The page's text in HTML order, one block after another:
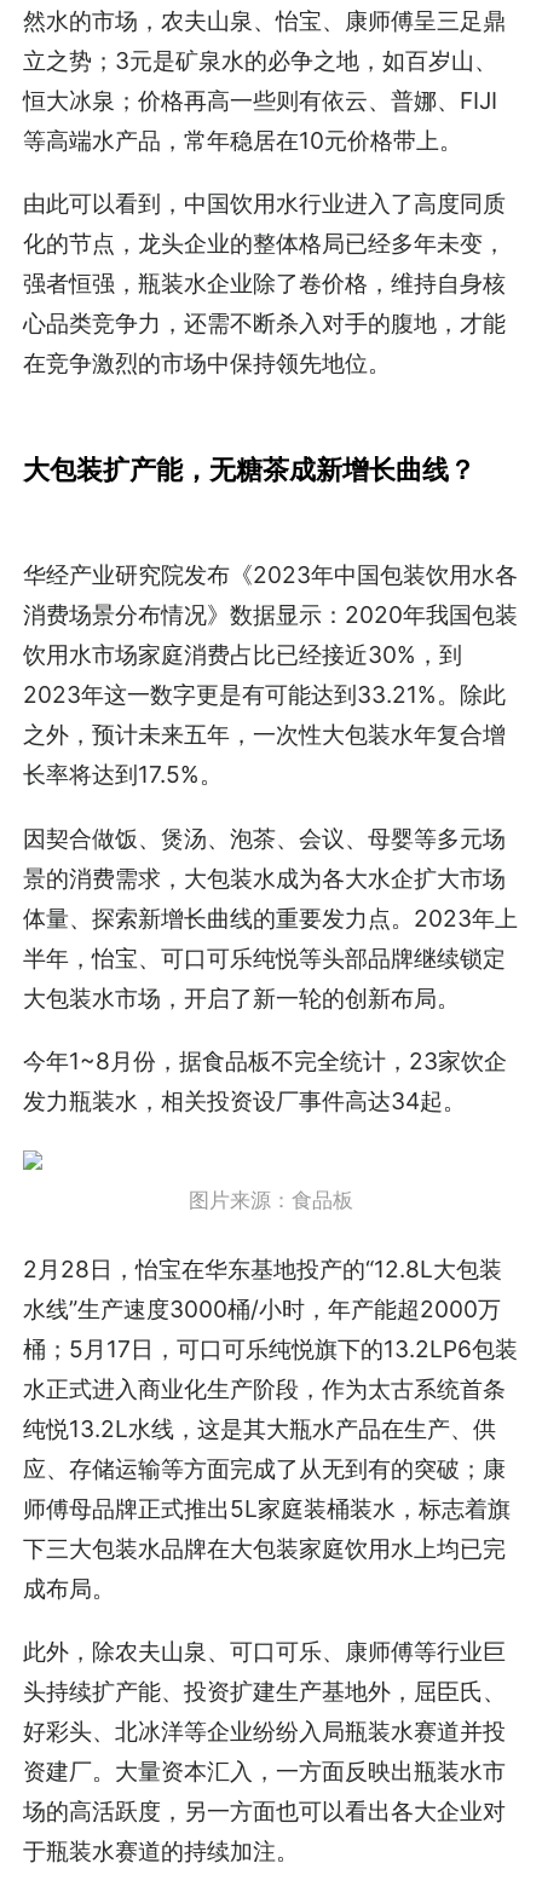
然水的市场，农夫山泉、怡宝、康师傅呈三足鼎
立之势；3元是矿泉水的必争之地，如百岁山、
恒大冰泉；价格再高一些则有依云、普娜、FIJI
等高端水产品，常年稳居在10元价格带上。
由此可以看到，中国饮用水行业进入了高度同质
化的节点，龙头企业的整体格局已经多年未变，
强者恒强，瓶装水企业除了卷价格，维持自身核
心品类竞争力，还需不断杀入对手的腹地，才能
在竞争激烈的市场中保持领先地位。
大包装扩产能， 无糖茶成新增长曲线？
华经产业研究院发布《2023年中国包装饮用水各
消费场景分布情况》数据显示：2020年我国包装
饮用水市场家庭消费占比已经接近30%，到
2023年这一数字更是有可能达到33.21%。除此
之外，预计未来五年，一次性大包装水年复合增
长率将达到17.5%。
因契合做饭、煲汤、泡茶、会议、母婴等多元场
景的消费需求，大包装水成为各大水企扩大市场
体量、探索新增长曲线的重要发力点。2023年上
半年，怡宝、可口可乐纯悦等头部品牌继续锁定
大包装水市场，开启了新一轮的创新布局。
今年1~8月份，据食品板不完全统计，23家饮企
发力瓶装水，相关投资设厂事件高达34起。
图片来源：食品板
2月28日，怡宝在华东基地投产的“12.8L大包装
水线”生产速度3000桶/小时，年产能超2000万
桶；5月17日，可口可乐纯悦旗下的13.2LP6包装
水正式进入商业化生产阶段，作为太古系统首条
纯悦13.2L水线，这是其大瓶水产品在生产、供
应、存储运输等方面完成了从无到有的突破；康
师傅母品牌正式推出5L家庭装桶装水，标志着旗
下三大包装水品牌在大包装家庭饮用水上均已完
成布局。
此外，除农夫山泉、可口可乐、康师傅等行业巨
头持续扩产能、投资扩建生产基地外，屈臣氏、
好彩头、北冰洋等企业纷纷入局瓶装水赛道并投
资建厂。大量资本汇入，一方面反映出瓶装水市
场的高活跃度，另一方面也可以看出各大企业对
于瓶装水赛道的持续加注。